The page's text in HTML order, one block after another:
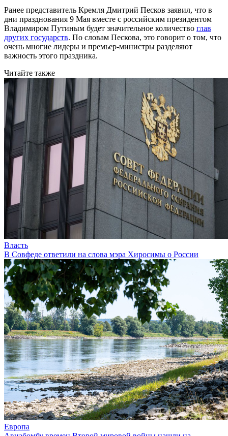
Ранее представитель Кремля Дмитрий Песков заявил, что в
дни празднования 9 Мая вместе с российским президентом
Владимиром Путиным будет значительное количество глав
других государств. По словам Пескова, это говорит о том, что
очень многие лидеры и премьер-министры разделяют
важность этого праздника.
Читайте также
Власть
В Совфеде ответили на слова мэра Хиросимы о России
Европа